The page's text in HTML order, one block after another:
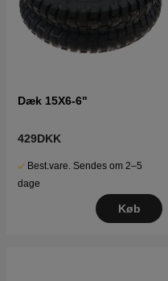
Dæk 15X6-6"
429DKK
Best.vare. Sendes om 2–5
dage
Køb